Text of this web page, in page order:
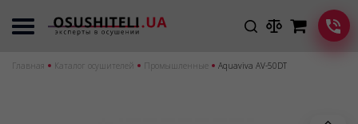
Главная Каталог осушителей Промышленные Aquaviva AV-50DT